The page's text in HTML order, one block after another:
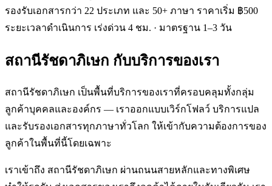
รองรับเอกสารกว่า 22 ประเภท และ 50+ ภาษา ราคาเริ่ม ฿500
ระยะเวลาดำเนินการ เร่งด่วน 4 ชม. · มาตรฐาน 1–3 วัน
สถานีรัชดาภิเษก กับบริการของเรา
สถานีรัชดาภิเษก เป็นพื้นที่บริการของเราที่ครอบคลุมทั้งกลุ่ม
ลูกค้าบุคคลและองค์กร — เราออกแบบเวิร์กโฟลว์ บริการแปล
และรับรองเอกสารทุกภาษาทั่วโลก ให้เข้ากับความต้องการของ
ลูกค้าในพื้นที่นี้โดยเฉพาะ
เราเข้าถึง สถานีรัชดาภิเษก ผ่านถนนสายหลักและทางพิเศษ